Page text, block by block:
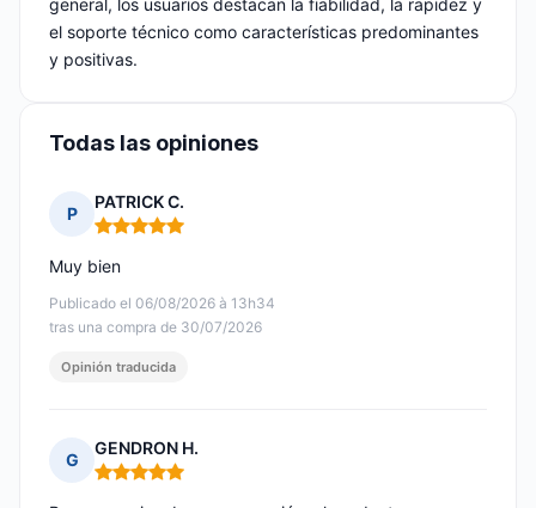
general, los usuarios destacan la fiabilidad, la rapidez y
el soporte técnico como características predominantes
y positivas.
Todas las opiniones
P
PATRICK C.
Nota: 5 de 5
Publicado el 06/08/2026 à 13h34
tras una compra de 30/07/2026
Muy bien
Opinión traducida
G
GENDRON H.
Nota: 5 de 5